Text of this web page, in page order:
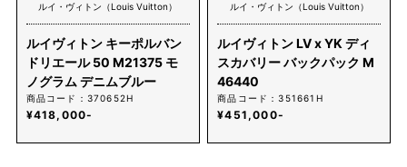
ルイ・ヴィトン（Louis Vuitton）
ルイヴィトン キーポルバン
ドリエール 50 M21375 モ
ノグラム デニムブルー
商品コード：370652H
¥418,000-
ルイ・ヴィトン（Louis Vuitton）
ルイヴィトン LV x YK ディ
スカバリー バックパック M
46440
商品コード：351661H
¥451,000-